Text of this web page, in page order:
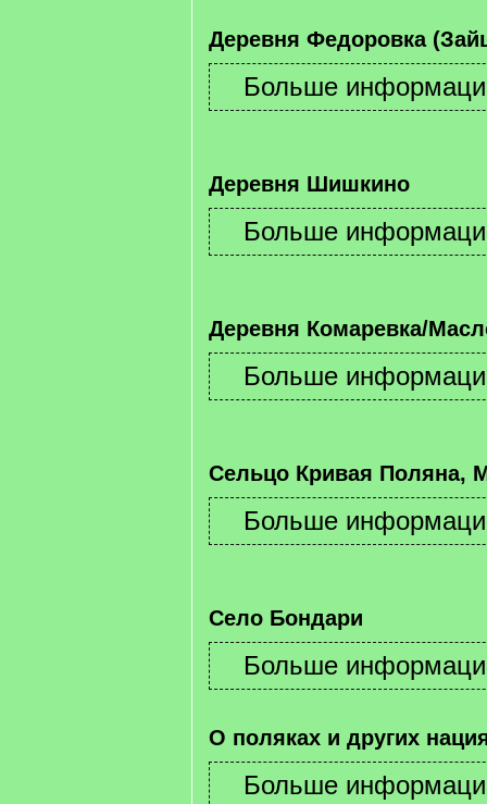
Деревня Федоровка
Деревня Шишкино
Деревня Комаревка/
Сельцо Кривая Поляна,
Село Бондари
О поляках и других